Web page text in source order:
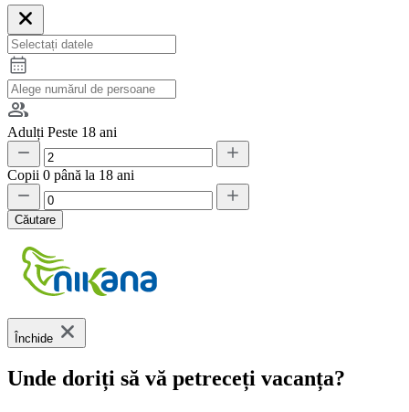
Adulți Peste 18 ani
Copii 0 până la 18 ani
Căutare
Închide
Unde doriți să vă petreceți vacanța?